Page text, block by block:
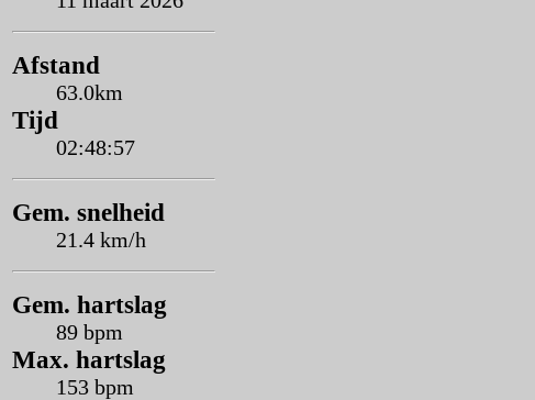
Afstand
63.0km
Tijd
02:48:57
Gem. snelheid
21.4 km/h
Gem. hartslag
89 bpm
Max. hartslag
153 bpm